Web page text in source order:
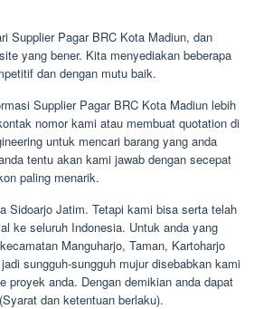
Supplier Pagar BRC Kota Madiun, dan
yang bener. Kita menyediakan beberapa
dan dengan mutu baik.
Supplier Pagar BRC Kota Madiun lebih
nomor kami atau membuat quotation di
untuk mencari barang yang anda
tentu akan kami jawab dengan secepat
paling menarik.
Sidoarjo Jatim. Tetapi kami bisa serta telah
ke seluruh Indonesia. Untuk anda yang
Manguharjo, Taman, Kartoharjo
sungguh-sungguh mujur disebabkan kami
proyek anda. Dengan demikian anda dapat
dan ketentuan berlaku).